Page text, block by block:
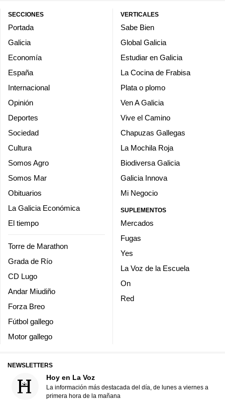
SECCIONES
Portada
Galicia
Economía
España
Internacional
Opinión
Deportes
Sociedad
Cultura
Somos Agro
Somos Mar
Obituarios
La Galicia Económica
El tiempo
Torre de Marathon
Grada de Río
CD Lugo
Andar Miudiño
Forza Breo
Fútbol gallego
Motor gallego
VERTICALES
Sabe Bien
Global Galicia
Estudiar en Galicia
La Cocina de Frabisa
Plata o plomo
Ven A Galicia
Vive el Camino
Chapuzas Gallegas
La Mochila Roja
Biodiversa Galicia
Galicia Innova
Mi Negocio
SUPLEMENTOS
Mercados
Fugas
Yes
La Voz de la Escuela
On
Red
NEWSLETTERS
Hoy en La Voz
La información más destacada del día, de lunes a viernes a
primera hora de la mañana